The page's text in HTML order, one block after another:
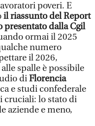
poveri. E
il riassunto del Report
presentato dalla Cgil
ormai il 2025
numero
il 2026,
spalle è possibile
diFlorencia
e studi confederale
cruciali: lo stato di
aziende e meno,